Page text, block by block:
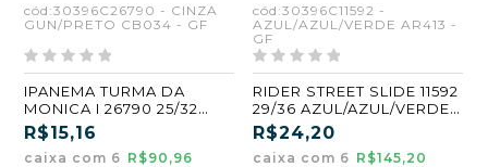
cód:30396C26790 - CINZA
GUN/PRETO CB034 - GF
IPANEMA TURMA DA
MONICA I 26790 25/32
CINZA GUN/PRETO
(CB034) (GF) (CX6)
R$15,16
caixa com 6 R$90,96
cód:30396C11592 -
AZUL/AZUL/VERDE AR413 -
GF
RIDER STREET SLIDE 11592
29/36 AZUL/AZUL/VERDE
(GAR413) (GF) (CX6)
R$24,20
caixa com 6 R$145,20